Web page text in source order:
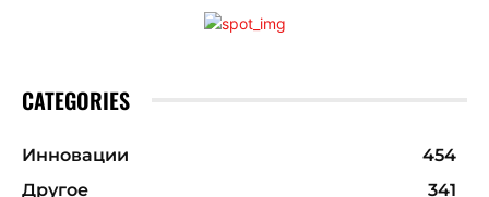
CATEGORIES
Инновации
454
Другое
341